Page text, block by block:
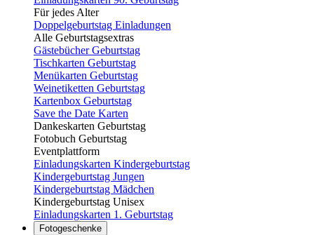
Für jedes Alter
Doppelgeburtstag Einladungen
Alle Geburtstagsextras
Gästebücher Geburtstag
Tischkarten Geburtstag
Menükarten Geburtstag
Weinetiketten Geburtstag
Kartenbox Geburtstag
Save the Date Karten
Dankeskarten Geburtstag
Fotobuch Geburtstag
Eventplattform
Einladungskarten Kindergeburtstag
Kindergeburtstag Jungen
Kindergeburtstag Mädchen
Kindergeburtstag Unisex
Einladungskarten 1. Geburtstag
Fotogeschenke